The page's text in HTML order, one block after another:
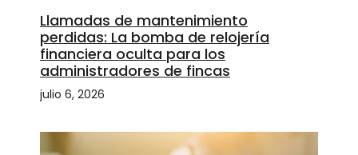
Llamadas de mantenimiento
perdidas: La bomba de relojería
financiera oculta para los
administradores de fincas
julio 6, 2026